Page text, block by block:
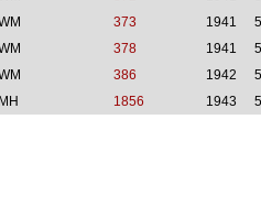
373 1941
378 1941
386 1942
1856 1943